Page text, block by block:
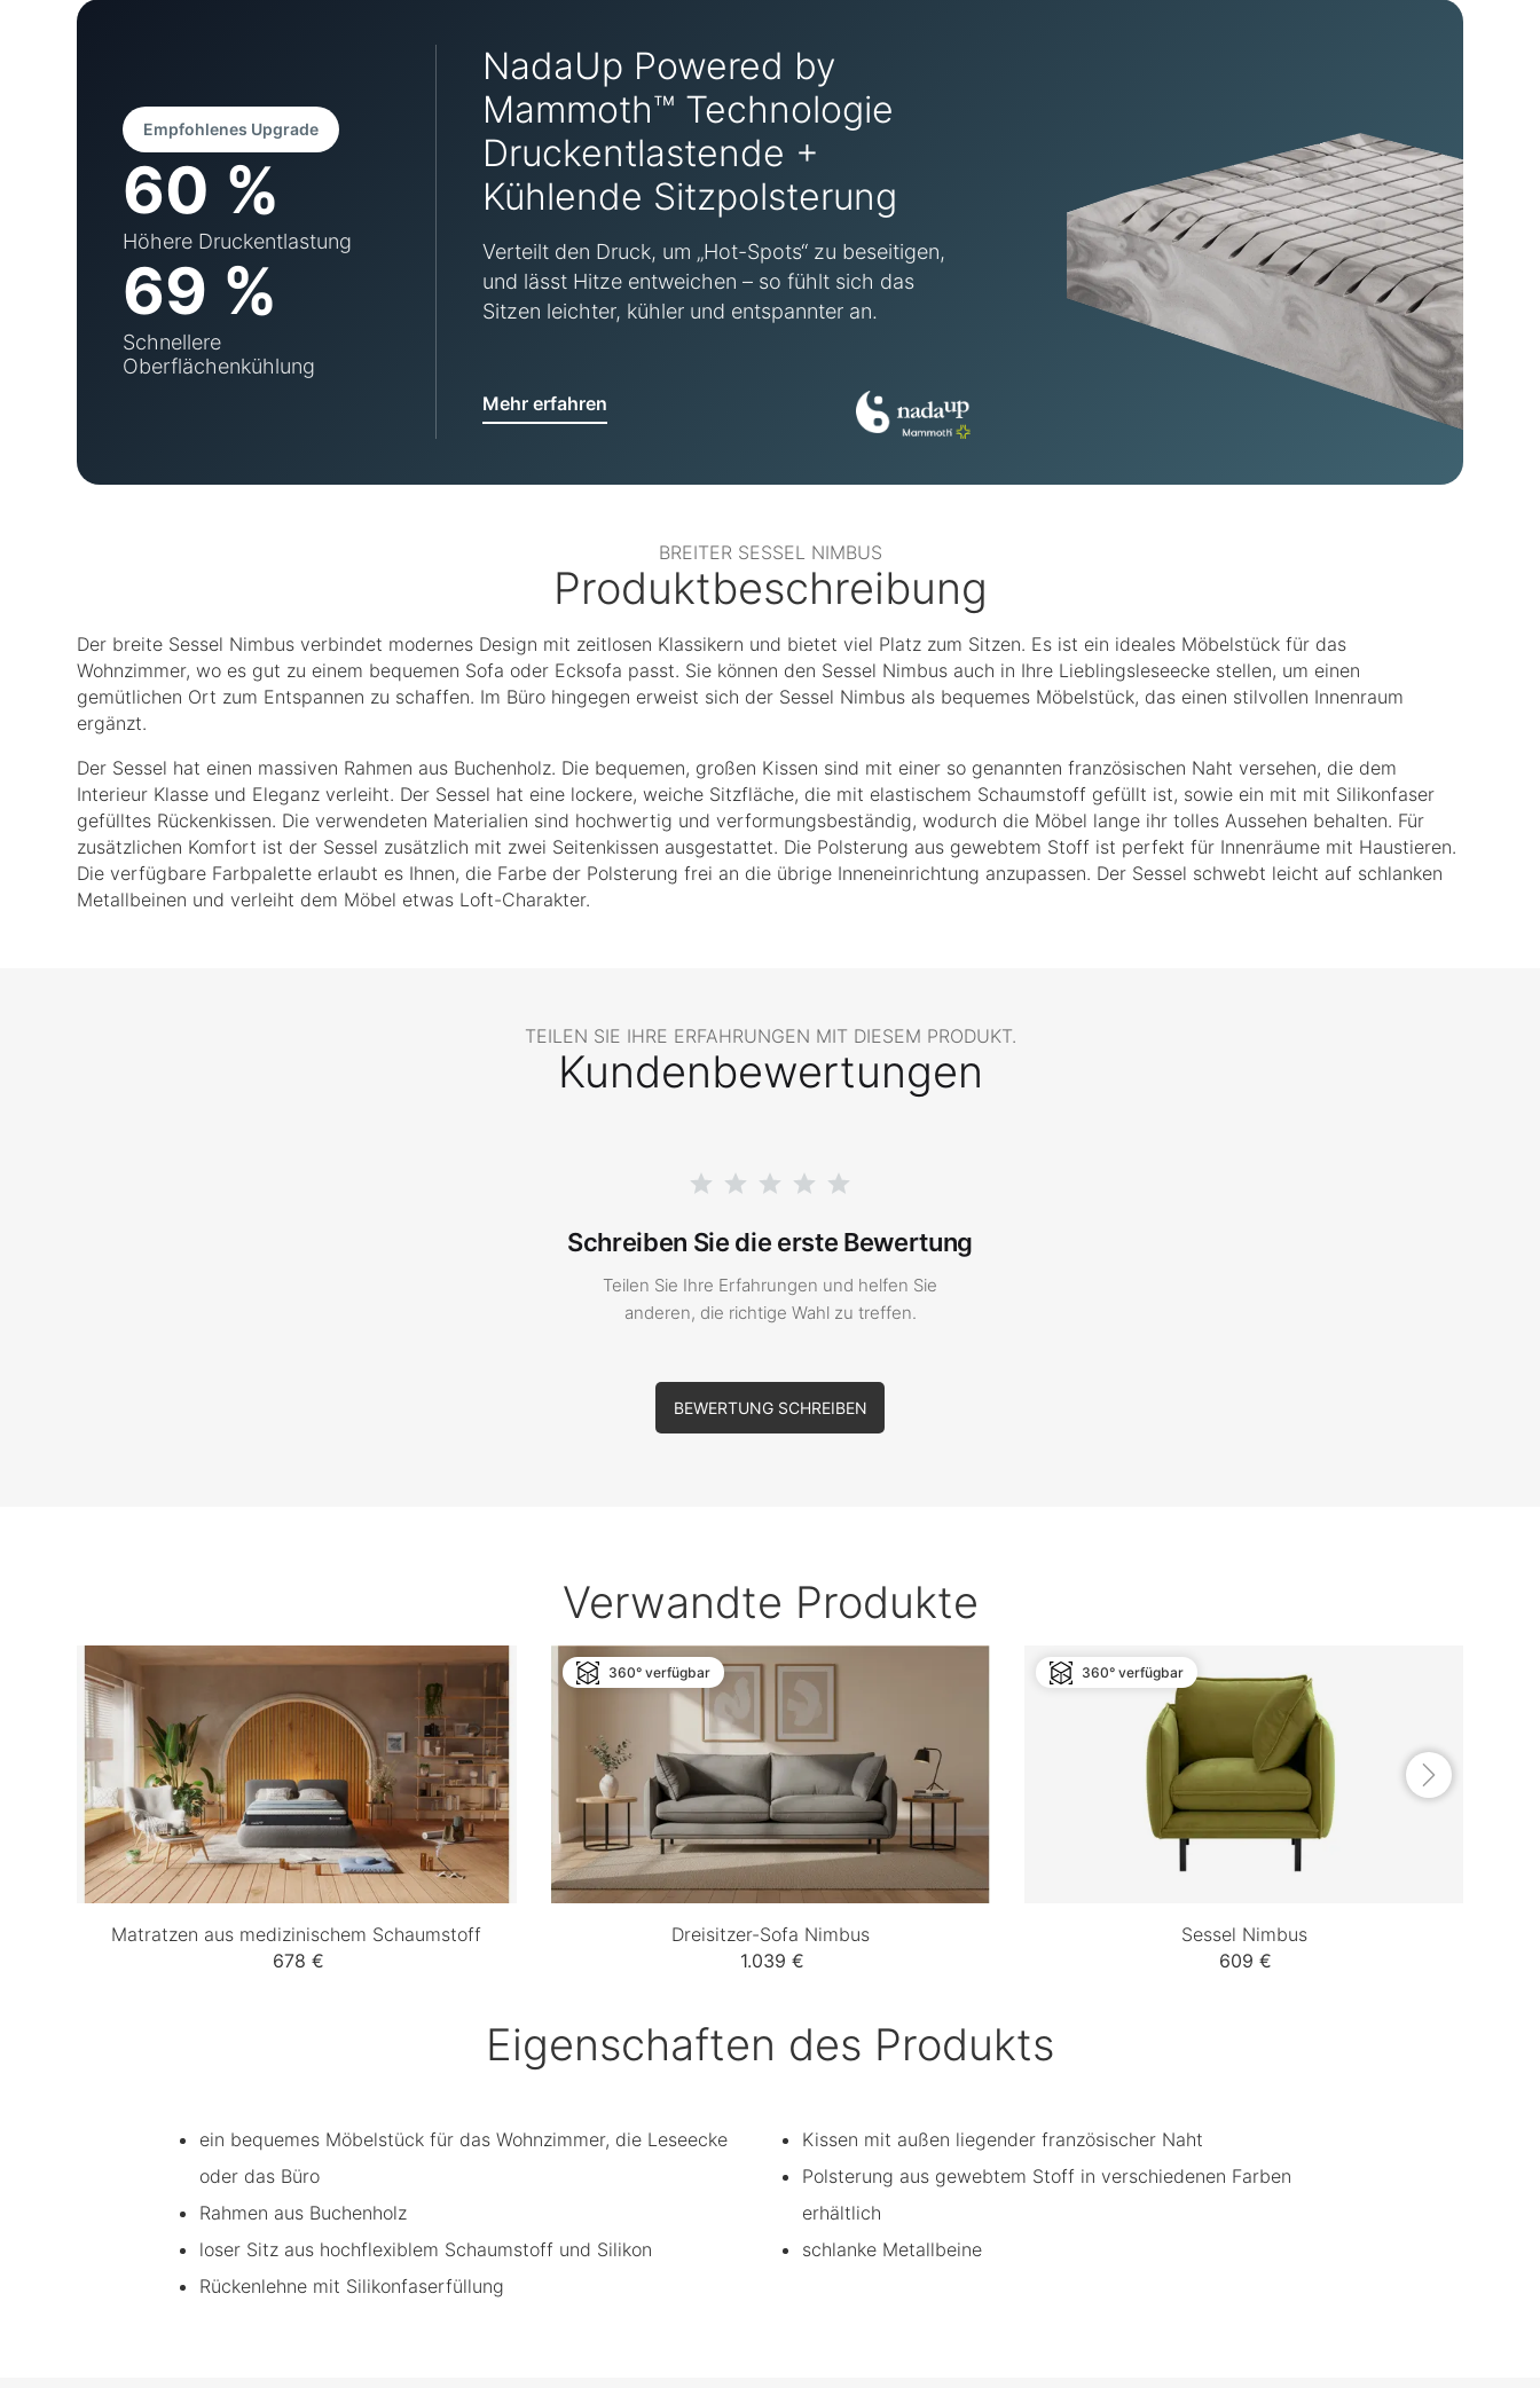
Empfohlenes Upgrade
60 %
Höhere Druckentlastung
69 %
Schnellere
Oberflächenkühlung
NadaUp Powered by
Mammoth™ Technologie
Druckentlastende +
Kühlende Sitzpolsterung
Verteilt den Druck, um „Hot-Spots“ zu beseitigen,
und lässt Hitze entweichen – so fühlt sich das
Sitzen leichter, kühler und entspannter an.
Mehr erfahren
BREITER SESSEL NIMBUS
Produktbeschreibung
Der breite Sessel Nimbus verbindet modernes Design mit zeitlosen Klassikern und bietet viel Platz zum Sitzen. Es ist ein ideales Möbelstück für das
Wohnzimmer, wo es gut zu einem bequemen Sofa oder Ecksofa passt. Sie können den Sessel Nimbus auch in Ihre Lieblingsleseecke stellen, um einen
gemütlichen Ort zum Entspannen zu schaffen. Im Büro hingegen erweist sich der Sessel Nimbus als bequemes Möbelstück, das einen stilvollen Innenraum
ergänzt.
Der Sessel hat einen massiven Rahmen aus Buchenholz. Die bequemen, großen Kissen sind mit einer so genannten französischen Naht versehen, die dem
Interieur Klasse und Eleganz verleiht. Der Sessel hat eine lockere, weiche Sitzfläche, die mit elastischem Schaumstoff gefüllt ist, sowie ein mit mit Silikonfaser
gefülltes Rückenkissen. Die verwendeten Materialien sind hochwertig und verformungsbeständig, wodurch die Möbel lange ihr tolles Aussehen behalten. Für
zusätzlichen Komfort ist der Sessel zusätzlich mit zwei Seitenkissen ausgestattet. Die Polsterung aus gewebtem Stoff ist perfekt für Innenräume mit Haustieren.
Die verfügbare Farbpalette erlaubt es Ihnen, die Farbe der Polsterung frei an die übrige Inneneinrichtung anzupassen. Der Sessel schwebt leicht auf schlanken
Metallbeinen und verleiht dem Möbel etwas Loft-Charakter.
TEILEN SIE IHRE ERFAHRUNGEN MIT DIESEM PRODUKT.
Kundenbewertungen
Schreiben Sie die erste Bewertung
Teilen Sie Ihre Erfahrungen und helfen Sie
anderen, die richtige Wahl zu treffen.
BEWERTUNG SCHREIBEN
Verwandte Produkte
Matratzen aus medizinischem Schaumstoff
678 €
360° verfügbar
Dreisitzer-Sofa Nimbus
1.039 €
360° verfügbar
Sessel Nimbus
609 €
Eigenschaften des Produkts
ein bequemes Möbelstück für das Wohnzimmer, die Leseecke
oder das Büro
Rahmen aus Buchenholz
loser Sitz aus hochflexiblem Schaumstoff und Silikon
Rückenlehne mit Silikonfaserfüllung
Kissen mit außen liegender französischer Naht
Polsterung aus gewebtem Stoff in verschiedenen Farben
erhältlich
schlanke Metallbeine